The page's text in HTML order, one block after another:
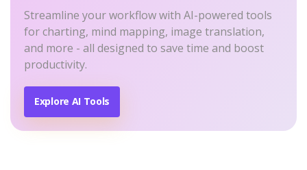
Streamline your workflow with AI-powered tools
for charting, mind mapping, image translation,
and more - all designed to save time and boost
productivity.
Explore AI Tools